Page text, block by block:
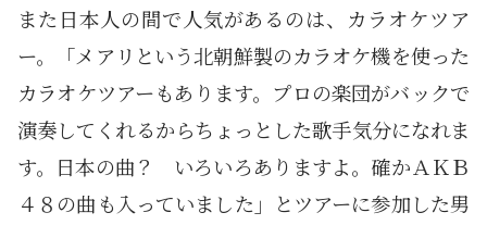
また日本人の間で人気があるのは、カラオケツア
ー。「メアリという北朝鮮製のカラオケ機を使った
カラオケツアーもあります。プロの楽団がバックで
演奏してくれるからちょっとした歌手気分になれま
す。日本の曲？ いろいろありますよ。確かＡＫＢ
４８の曲も入っていました」とツアーに参加した男